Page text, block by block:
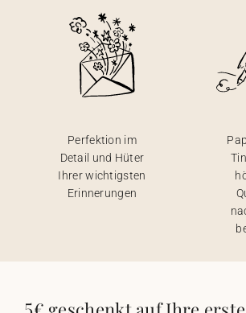
Perfektion im
Detail und Hüter
Ihrer wichtigsten
Erinnerungen